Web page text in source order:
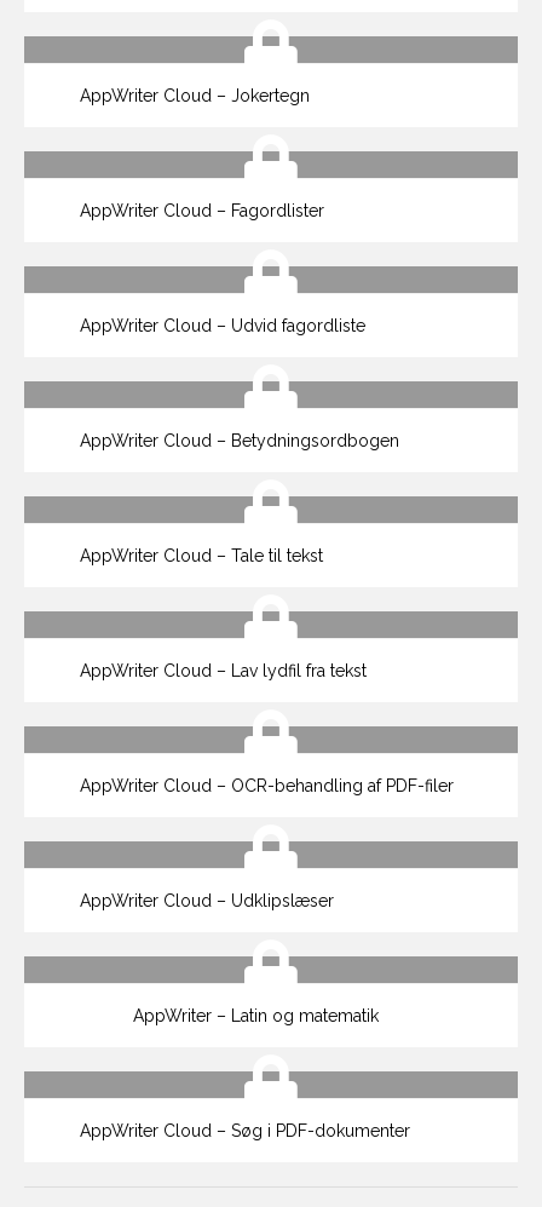
AppWriter Cloud – Jokertegn
AppWriter Cloud – Fagordlister
AppWriter Cloud – Udvid fagordliste
AppWriter Cloud – Betydningsordbogen
AppWriter Cloud – Tale til tekst
AppWriter Cloud – Lav lydfil fra tekst
AppWriter Cloud – OCR-behandling af PDF-filer
AppWriter Cloud – Udklipslæser
AppWriter – Latin og matematik
AppWriter Cloud – Søg i PDF-dokumenter